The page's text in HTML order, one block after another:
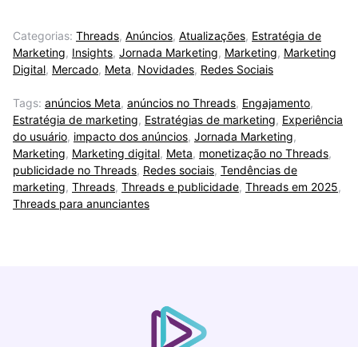
Categorias: Threads, Anúncios, Atualizações, Estratégia de
Marketing, Insights, Jornada Marketing, Marketing, Marketing
Digital, Mercado, Meta, Novidades, Redes Sociais
Tags: anúncios Meta, anúncios no Threads, Engajamento,
Estratégia de marketing, Estratégias de marketing, Experiência
do usuário, impacto dos anúncios, Jornada Marketing,
Marketing, Marketing digital, Meta, monetização no Threads,
publicidade no Threads, Redes sociais, Tendências de
marketing, Threads, Threads e publicidade, Threads em 2025,
Threads para anunciantes